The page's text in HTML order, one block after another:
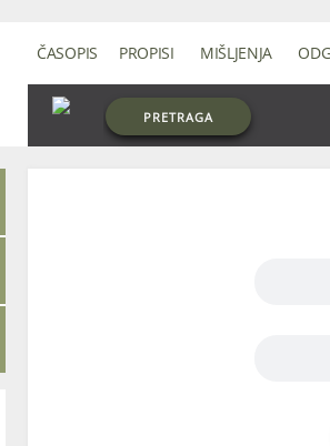
PRETRAGA
ČASOPIS PROPISI MIŠLJENJA